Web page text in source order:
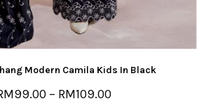
Modern Camila Kids In Black
99.00 – RM109.00